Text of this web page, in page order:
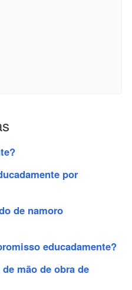
por
de namoro
educadamente?
mão de obra de